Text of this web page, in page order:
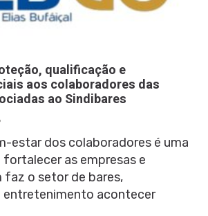
qualificação e
aos colaboradores das
ao Sindibares
estar dos colaboradores é uma
as empresas e
faz o setor de bares,
entretenimento acontecer